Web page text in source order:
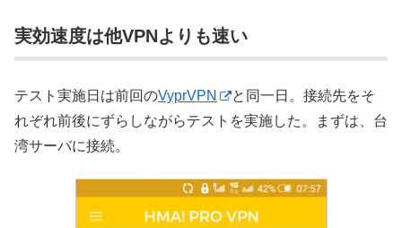
実効速度は他VPNよりも速い
テスト実施日は前回のVyprVPN
と同一日。接続先をそ
れぞれ前後にずらしながらテストを実施した。まずは、台
湾サーバに接続。